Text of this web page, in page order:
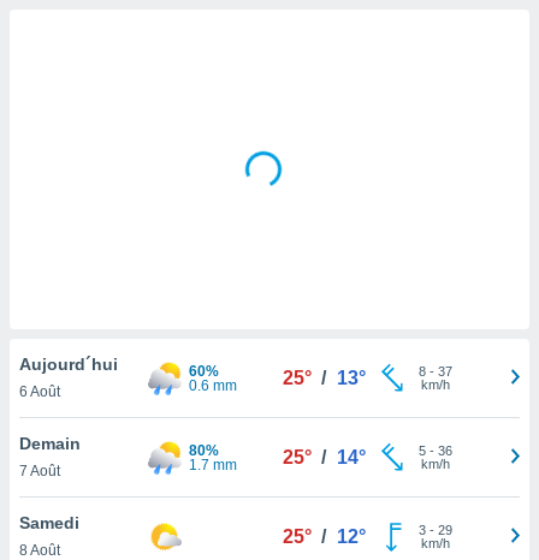
vous
ou
de
Aujourd´hui
6 Août
60%
0.6 mm
25° / 13° 8- 37
km/h
Demain
7 Août
80%
1.7 mm
25° / 14° 5- 36
km/h
Samedi
8 Août
25° / 12° 3- 29
km/h